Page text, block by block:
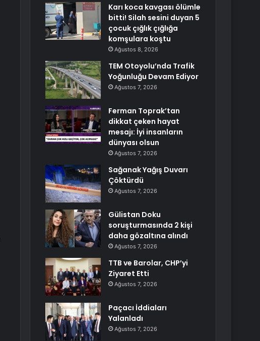
Karı koca kavgası ölümle
bitti! Silah sesini duyan 5
çocuk çığlık çığlığa
komşulara koştu
Ağustos 8, 2026
TEM Otoyolu’nda Trafik
Yoğunluğu Devam Ediyor
Ağustos 7, 2026
Ferman Toprak’tan
dikkat çeken hayat
mesajı: İyi insanların
dünyası olsun
Ağustos 7, 2026
Sağanak Yağış Duvarı
Çöktürdü
Ağustos 7, 2026
Gülistan Doku
soruşturmasında 2 kişi
daha gözaltına alındı
Ağustos 7, 2026
TTB ve Barolar, CHP’yi
Ziyaret Etti
Ağustos 7, 2026
Paçacı İddiaları
Yalanladı
Ağustos 7, 2026